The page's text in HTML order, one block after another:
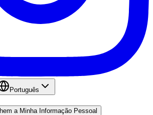
Português
a Minha Informação Pessoal